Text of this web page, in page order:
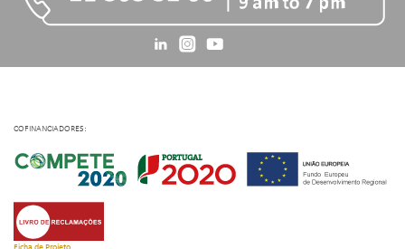
COFINANCIADORES: